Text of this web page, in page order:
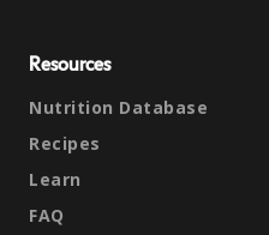
Resources
Nutrition Database
Recipes
Learn
FAQ